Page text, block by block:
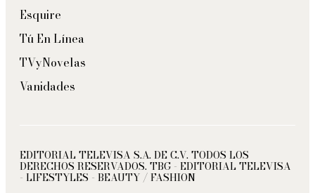
Esquire
Tú En Línea
TVyNovelas
Vanidades
EDITORIAL TELEVISA S.A. DE C.V. TODOS LOS
DERECHOS RESERVADOS. TBG - EDITORIAL TELEVISA
- LIFESTYLES - BEAUTY / FASHION